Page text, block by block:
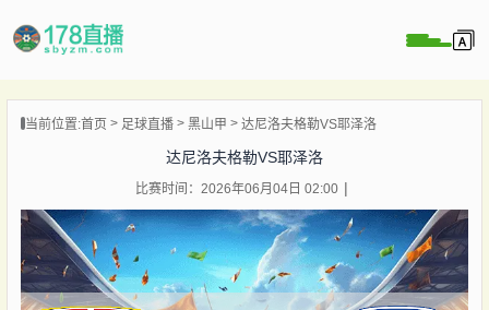
当前位置:首页 足球直播 黑山甲 达尼洛夫格勒VS耶泽洛
达尼洛夫格勒VS耶泽洛
比赛时间：2026年06月04日 02:00